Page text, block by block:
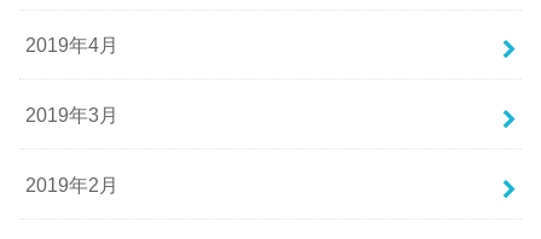
2019年4月
2019年3月
2019年2月